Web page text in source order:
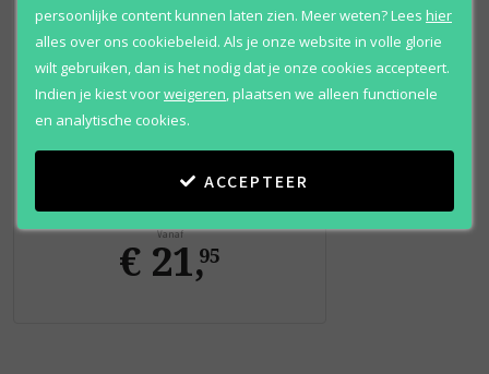
Playboy
Eau de toilette
Vanaf
€ 21,95
persoonlijke content kunnen laten zien. Meer weten?Lees hier
alles over ons cookiebeleid. Als je onze website in volle glorie
wilt gebruiken, dan is het nodig dat je onze cookies accepteert.
Indien je kiest voorweigeren plaatsen we alleen functionele
en analytische cookies.
ACCEPTEER